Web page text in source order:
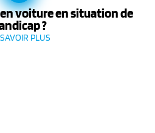
voiture en situation de
?
PLUS